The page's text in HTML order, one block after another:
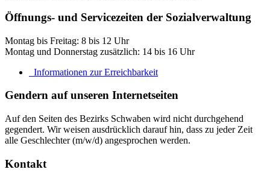
Öffnungs- und Servicezeiten der Sozialverwaltung
Montag bis Freitag: 8 bis 12 Uhr
Montag und Donnerstag zusätzlich: 14 bis 16 Uhr
Informationen zur Erreichbarkeit
Gendern auf unseren Internetseiten
Auf den Seiten des Bezirks Schwaben wird nicht durchgehend
gegendert. Wir weisen ausdrücklich darauf hin, dass zu jeder Zeit
alle Geschlechter (m/w/d) angesprochen werden.
Kontakt